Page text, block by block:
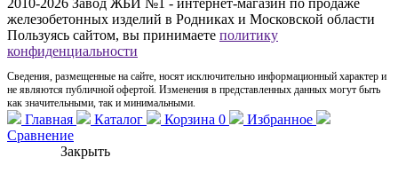
2010-2026 Завод ЖБИ №1 - интернет-магазин по продаже
железобетонных изделий в Родниках и Московской области
Пользуясь сайтом, вы принимаете политику
конфиденциальности
Сведения, размещенные на сайте, носят исключительно информационный характер и
не являются публичной офертой. Изменения в представленных данных могут быть
как значительными, так и минимальными.
Главная Каталог Корзина 0
Избранное
Сравнение
Закрыть